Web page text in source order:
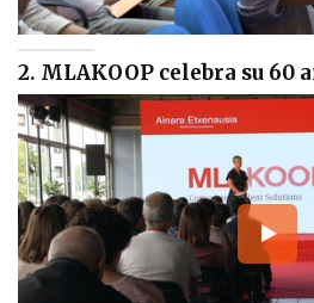
2. MLAKOOP celebra su 60